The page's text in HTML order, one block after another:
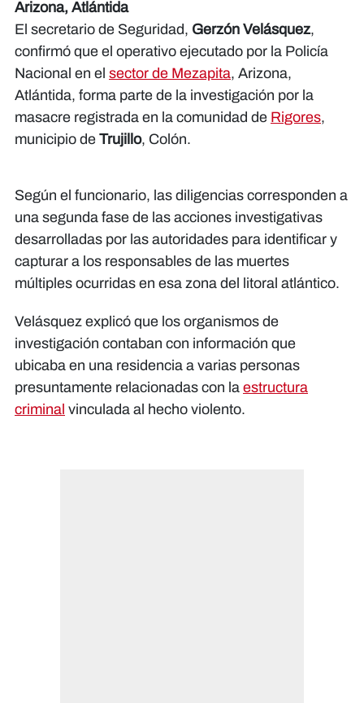
Arizona, Atlántida
El secretario de Seguridad, Gerzón Velásquez,
confirmó que el operativo ejecutado por la Policía
Nacional en el sector de Mezapita, Arizona,
Atlántida, forma parte de la investigación por la
masacre registrada en la comunidad de Rigores,
municipio de Trujillo, Colón.
Según el funcionario, las diligencias corresponden a
una segunda fase de las acciones investigativas
desarrolladas por las autoridades para identificar y
capturar a los responsables de las muertes
múltiples ocurridas en esa zona del litoral atlántico.
Velásquez explicó que los organismos de
investigación contaban con información que
ubicaba en una residencia a varias personas
presuntamente relacionadas con la estructura
criminal vinculada al hecho violento.